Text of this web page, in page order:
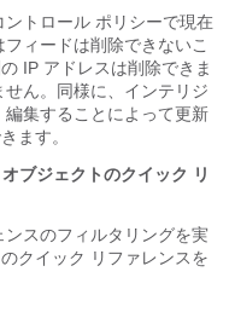
トロール ポリシーで現在
ィードは削除できないこ
IP アドレスは削除できま
ん。同様に、インテリジ
集することによって更新
ます。
ブジェクトのクイック リ
スのフィルタリングを実
クイック リファレンスを